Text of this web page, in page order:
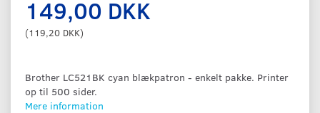
149,00 DKK
(119,20 DKK)
Brother LC521BK cyan blækpatron - enkelt pakke. Printer
op til 500 sider.
Mere information